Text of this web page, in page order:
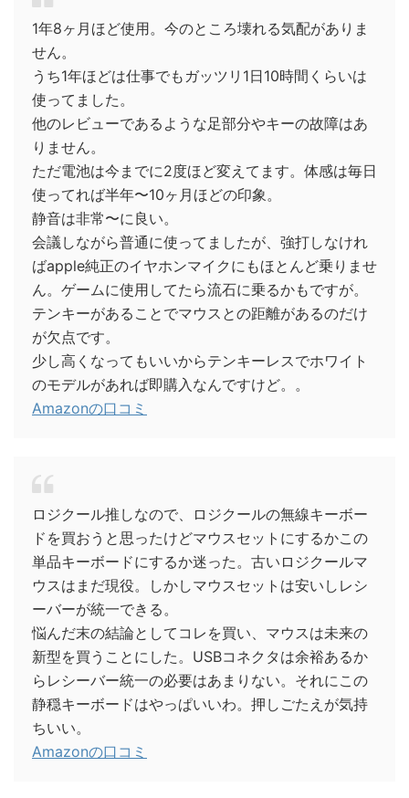
1年8ヶ月ほど使用。今のところ壊れる気配がありま
せん。
うち1年ほどは仕事でもガッツリ1日10時間くらいは
使ってました。
他のレビューであるような足部分やキーの故障はあ
りません。
ただ電池は今までに2度ほど変えてます。体感は毎日
使ってれば半年〜10ヶ月ほどの印象。
静音は非常〜に良い。
会議しながら普通に使ってましたが、強打しなけれ
ばapple純正のイヤホンマイクにもほとんど乗りませ
ん。ゲームに使用してたら流石に乗るかもですが。
テンキーがあることでマウスとの距離があるのだけ
が欠点です。
少し高くなってもいいからテンキーレスでホワイト
のモデルがあれば即購入なんですけど。。
Amazonの口コミ
ロジクール推しなので、ロジクールの無線キーボー
ドを買おうと思ったけどマウスセットにするかこの
単品キーボードにするか迷った。古いロジクールマ
ウスはまだ現役。しかしマウスセットは安いしレシ
ーバーが統一できる。
悩んだ末の結論としてコレを買い、マウスは未来の
新型を買うことにした。USBコネクタは余裕あるか
らレシーバー統一の必要はあまりない。それにこの
静穏キーボードはやっぱいいわ。押しごたえが気持
ちいい。
Amazonの口コミ